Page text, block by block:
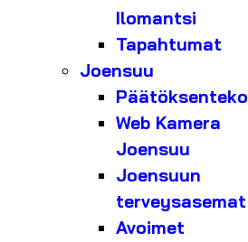
Ilomantsi
Tapahtumat
Joensuu
Päätöksenteko
Web Kamera
Joensuu
Joensuun
terveysasemat
Avoimet